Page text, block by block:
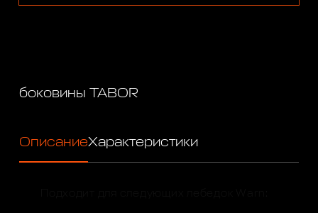
боковины TABOR
ОписаниеХарактеристики